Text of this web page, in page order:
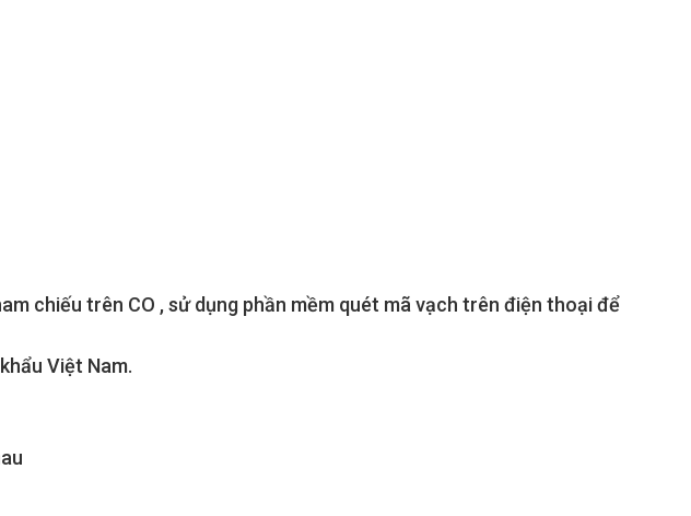
chiếu trên CO , sử dụng phần mềm quét mã vạch trên điện thoại để
Việt Nam.